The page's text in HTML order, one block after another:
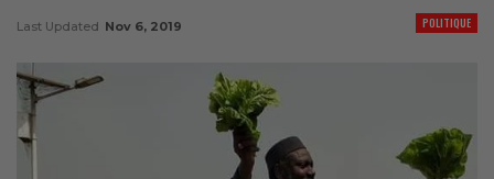
POLITIQUE
Last Updated Nov 6, 2019